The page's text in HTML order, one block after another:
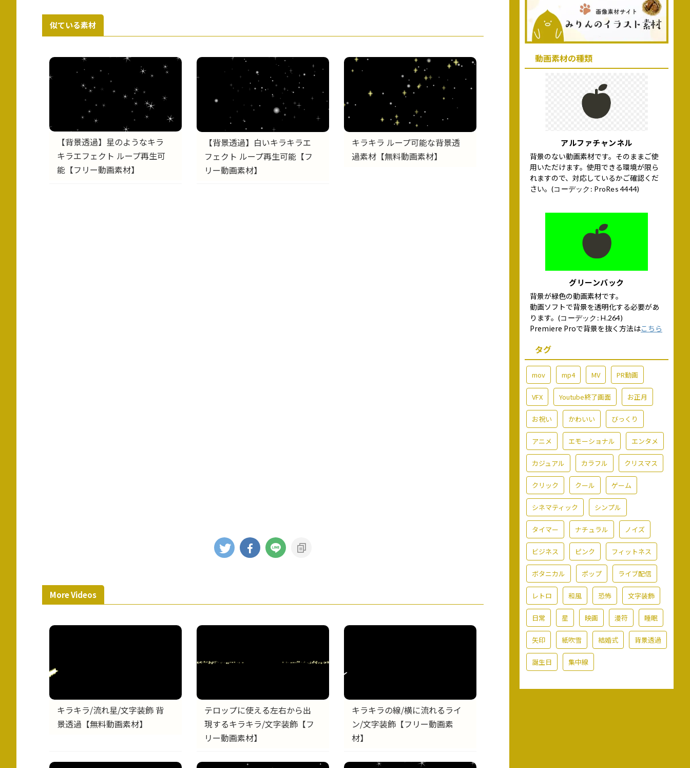
似ている素材
【背景透過】星のようなキラ
キラエフェクト ループ再生可
能【フリー動画素材】
【背景透過】白いキラキラエ
フェクト ループ再生可能【フ
リー動画素材】
キラキラ ループ可能な背景透
過素材【無料動画素材】
More Videos
キラキラ/流れ星/文字装飾 背
景透過【無料動画素材】
テロップに使える左右から出
現するキラキラ/文字装飾【フ
リー動画素材】
キラキラの線/横に流れるライ
ン/文字装飾【フリー動画素
材】
動画素材の種類
アルファチャンネル
背景のない動画素材です。そのままご使
用いただけます。使用できる環境が限ら
れますので、対応しているかご確認くだ
さい。 (コーデック: ProRes 4444)
グリーンバック
背景が緑色の動画素材です。
動画ソフトで背景を透明化する必要があ
ります。 (コーデック: H.264)
Premiere Proで背景を抜く方法はこちら
タグ
mov mp4 MV PR動画
VFX Youtube終了画面 お正月
お祝い かわいい びっくり
アニメ エモーショナル エンタメ
カジュアル カラフル クリスマス
クリック クール ゲーム
シネマティック シンプル
タイマー ナチュラル ノイズ
ビジネス ピンク フィットネス
ボタニカル ポップ ライブ配信
レトロ 和風 恐怖 文字装飾
日常 星 映画 漫符 睡眠
矢印 紙吹雪 結婚式 背景透過
誕生日 集中線